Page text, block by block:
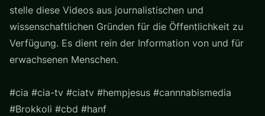
stelle diese Videos aus journalistischen und
wissenschaftlichen Gründen für die Öffentlichkeit zu
Verfügung. Es dient rein der Information von und für
erwachsenen Menschen.
#cia #cia-tv #ciatv #hempjesus #cannnabismedia
#Brokkoli #cbd #hanf